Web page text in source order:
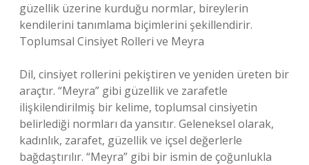
güzellik üzerine kurduğu normlar, bireylerin
kendilerini tanımlama biçimlerini şekillendirir.
Toplumsal Cinsiyet Rolleri ve Meyra
Dil, cinsiyet rollerini pekiştiren ve yeniden üreten bir
araçtır. “Meyra” gibi güzellik ve zarafetle
ilişkilendirilmiş bir kelime, toplumsal cinsiyetin
belirlediği normları da yansıtır. Geleneksel olarak,
kadınlık, zarafet, güzellik ve içsel değerlerle
bağdaştırılır. “Meyra” gibi bir ismin de çoğunlukla